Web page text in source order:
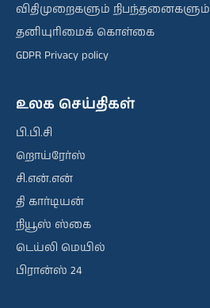
விதிமுறைகளும் நிபந்தனைகளும்
தனியுரிமைக் கொள்கை
GDPR Privacy policy
உலக செய்திகள்
பி.பி.சி
றொய்ரேர்ஸ்
சி.என்.என்
தி கார்டியன்
நியூஸ் ஸ்கை
டெய்லி மெயில்
பிரான்ஸ் 24